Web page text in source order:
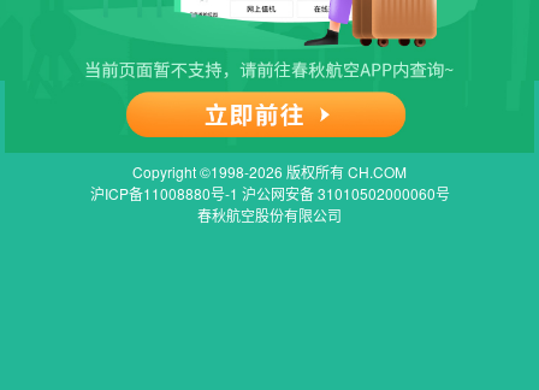
Copyright ©1998-2026 版权所有 CH.COM
沪ICP备11008880号-1 沪公网安备 31010502000060号
春秋航空股份有限公司